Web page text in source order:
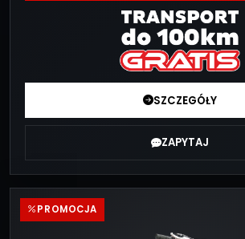
SZCZEGÓŁY
ZAPYTAJ
PROMOCJA